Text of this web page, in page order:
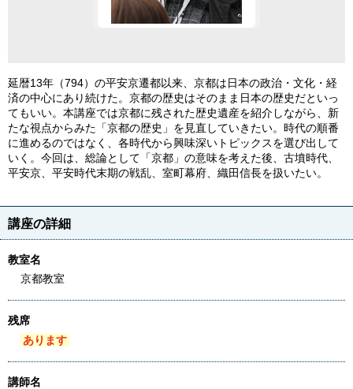
延暦13年（794）の平安京遷都以来、京都は日本の政治・文化・経
済の中心にあり続けた。京都の歴史はそのまま日本の歴史だといっ
てもいい。本講座では京都に残された歴史遺産を紹介しながら、新
たな視点からみた「京都の歴史」を見直していきたい。時代の順番
に進めるのではなく、各時代から興味深いトピックスを選び出して
いく。今回は、総論として「京都」の意味を考えた後、古墳時代、
平安京、平安時代末期の戦乱、室町幕府、織田信長を扱いたい。
講座の詳細
教室名
京都教室
残席
あります
講師名